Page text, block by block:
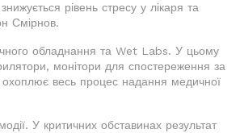
рівень стресу у лікаря та
Смірнов.
обладнання та Wet Labs. У цьому
монітори для спостереження за
охоплює весь процес надання медичної
У критичних обставинах результат